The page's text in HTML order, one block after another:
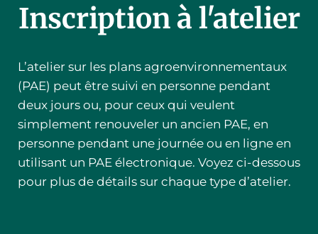
Inscription à l'atelier
L’atelier sur les plans agroenvironnementaux
(PAE) peut être suivi en personne pendant
deux jours ou, pour ceux qui veulent
simplement renouveler un ancien PAE, en
personne pendant une journée ou en ligne en
utilisant un PAE électronique. Voyez ci-dessous
pour plus de détails sur chaque type d’atelier.